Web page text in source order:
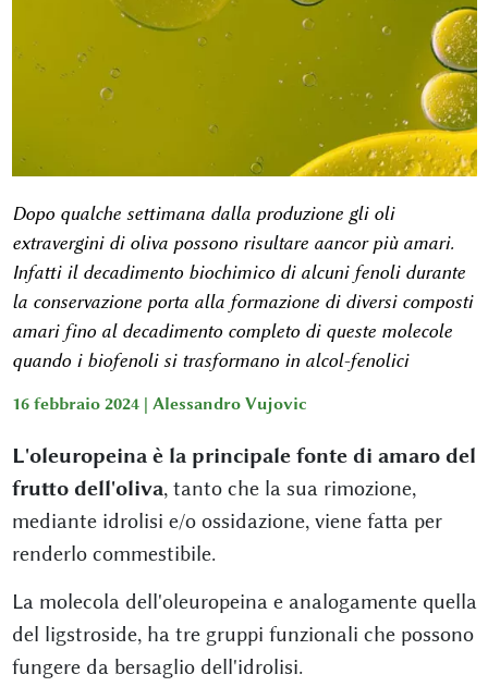
Dopo qualche settimana dalla produzione gli oli
extravergini di oliva possono risultare aancor più amari.
Infatti il decadimento biochimico di alcuni fenoli durante
la conservazione porta alla formazione di diversi composti
amari fino al decadimento completo di queste molecole
quando i biofenoli si trasformano in alcol-fenolici
16 febbraio 2024 | Alessandro Vujovic
L'oleuropeina è la principale fonte di amaro del
frutto dell'oliva, tanto che la sua rimozione,
mediante idrolisi e/o ossidazione, viene fatta per
renderlo commestibile.
La molecola dell'oleuropeina e analogamente quella
del ligstroside, ha tre gruppi funzionali che possono
fungere da bersaglio dell'idrolisi.